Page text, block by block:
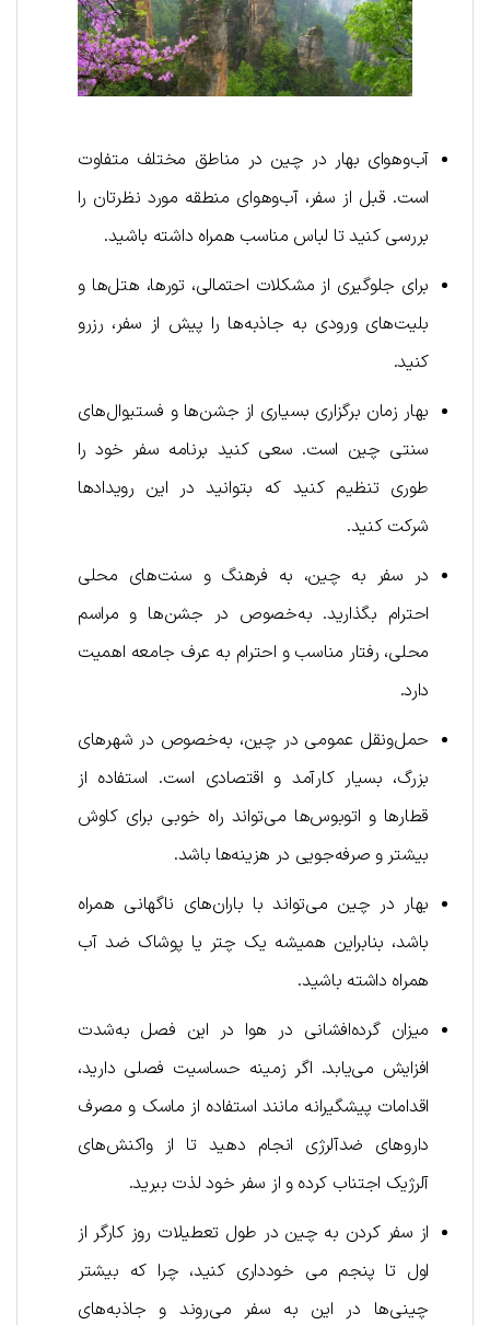
آب‌وهوای بهار در چین در مناطق مختلف متفاوت
است. قبل از سفر، آب‌وهوای منطقه مورد نظرتان را
بررسی کنید تا لباس مناسب همراه داشته باشید.
برای جلوگیری از مشکلات احتمالی، تورها، هتل‌ها و
بلیت‌های ورودی به جاذبه‌ها را پیش از سفر، رزرو
کنید.
بهار زمان برگزاری بسیاری از جشن‌ها و فستیوال‌های
سنتی چین است. سعی کنید برنامه سفر خود را
طوری تنظیم کنید که بتوانید در این رویدادها
شرکت کنید.
در سفر به چین، به فرهنگ و سنت‌های محلی
احترام بگذارید. به‌خصوص در جشن‌ها و مراسم
محلی، رفتار مناسب و احترام به عرف جامعه اهمیت
دارد.
حمل‌ونقل عمومی در چین، به‌خصوص در شهرهای
بزرگ، بسیار کارآمد و اقتصادی است. استفاده از
قطارها و اتوبوس‌ها می‌تواند راه خوبی برای کاوش
بیشتر و صرفه‌جویی در هزینه‌ها باشد.
بهار در چین می‌تواند با باران‌های ناگهانی همراه
باشد، بنابراین همیشه یک چتر یا پوشاک ضد آب
همراه داشته باشید.
میزان گرده‌افشانی در هوا در این فصل به‌شدت
افزایش می‌یابد. اگر زمینه حساسیت فصلی دارید،
اقدامات پیشگیرانه‌ مانند استفاده از ماسک و مصرف
داروهای ضدآلرژی انجام دهید تا از واکنش‌های
آلرژیک اجتناب کرده و از سفر خود لذت ببرید.
از سفر کردن به چین در طول تعطیلات روز کارگر از
اول تا پنجم می خودداری کنید، چرا که بیشتر
چینی‌ها در این به سفر می‌روند و جاذبه‌های